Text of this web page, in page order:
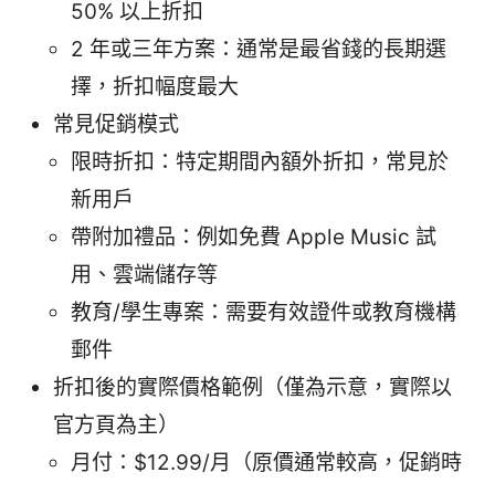
50% 以上折扣
2 年或三年方案：通常是最省錢的長期選
擇，折扣幅度最大
常見促銷模式
限時折扣：特定期間內額外折扣，常見於
新用戶
帶附加禮品：例如免費 Apple Music 試
用、雲端儲存等
教育/學生專案：需要有效證件或教育機構
郵件
折扣後的實際價格範例（僅為示意，實際以
官方頁為主）
月付：$12.99/月（原價通常較高，促銷時